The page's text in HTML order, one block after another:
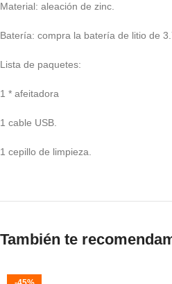
Material: aleación de zinc.
Batería: compra la batería de litio de
Lista de paquetes:
1 * afeitadora
1 cable USB.
1 cepillo de limpieza.
También te